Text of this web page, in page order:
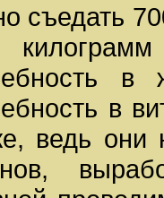
съедать
в
в
ведь они